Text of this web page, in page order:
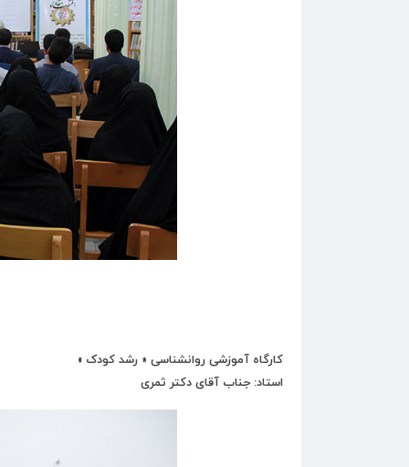
کارگاه آموزشی روانشناسی « رشد کودک »
استاد: جناب آقای دکتر ثمری